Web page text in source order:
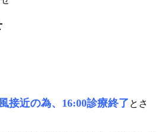
接近の為、16:00診療終了 とさ